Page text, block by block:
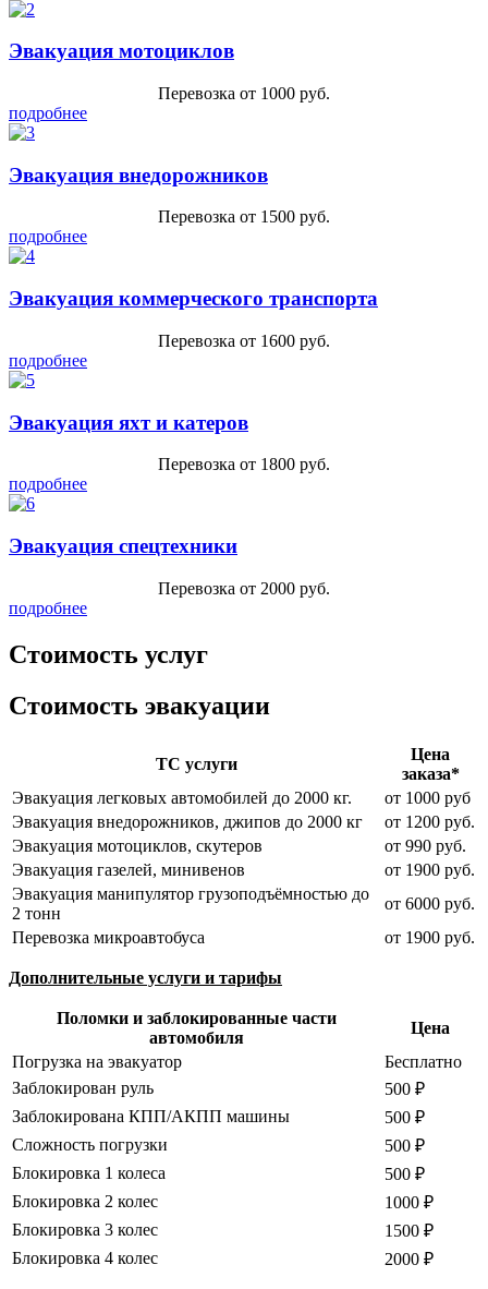
Эвакуация мотоциклов
Перевозка от 1000 руб.
подробнее
Эвакуация внедорожников
Перевозка от 1500 руб.
подробнее
Эвакуация коммерческого транспорта
Перевозка от 1600 руб.
подробнее
Эвакуация яхт и катеров
Перевозка от 1800 руб.
подробнее
Эвакуация спецтехники
Перевозка от 2000 руб.
подробнее
Стоимость услуг
Стоимость эвакуации
ТС услуги
Цена
заказа*
Эвакуация легковых автомобилей до 2000 кг.
от 1000 руб
Эвакуация внедорожников, джипов до 2000 кг
от 1200 руб.
Эвакуация мотоциклов, скутеров
от 990 руб.
Эвакуация газелей, минивенов
от 1900 руб.
Эвакуация манипулятор грузоподъёмностью до
2 тонн
от 6000 руб.
Перевозка микроавтобуса
от 1900 руб.
Дополнительные услуги и тарифы
Поломки и заблокированные части
автомобиля
Цена
Погрузка на эвакуатор
Бесплатно
Заблокирован руль
500 ₽
Заблокирована КПП/АКПП машины
500 ₽
Сложность погрузки
500 ₽
Блокировка 1 колеса
500 ₽
Блокировка 2 колес
1000 ₽
Блокировка 3 колес
1500 ₽
Блокировка 4 колес
2000 ₽